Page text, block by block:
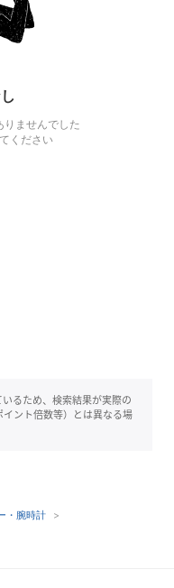
りませんでした
ください
るため、検索結果が実際の
ント倍数等）とは異なる場
・腕時計